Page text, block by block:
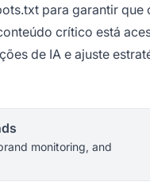
para garantir que
crítico está
de IA e ajuste
monitoring, and